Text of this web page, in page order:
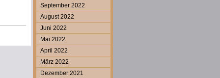
September 2022
August 2022
Juni 2022
Mai 2022
April 2022
März 2022
Dezember 2021